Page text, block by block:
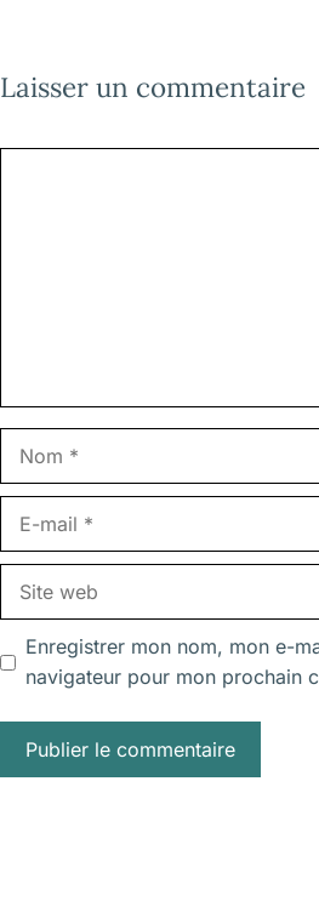
Laisser un commentaire
Enregistrer mon nom, mon e-
navigateur pour mon prochain